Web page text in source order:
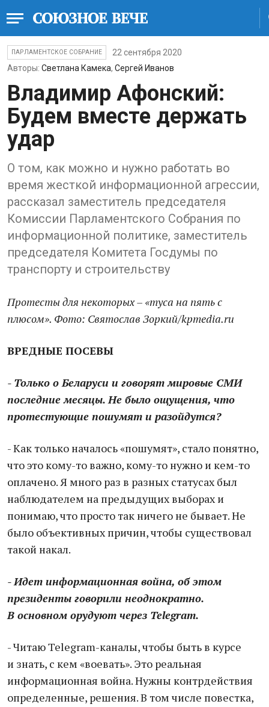
ПАРЛАМЕНТСКОЕ СОБРАНИЕ
22 сентября 2020
Авторы: Светлана Камека, Сергей Иванов
Владимир Афонский:
Будем вместе держать
удар
О том, как можно и нужно работать во
время жесткой информационной агрессии,
рассказал заместитель председателя
Комиссии Парламентского Собрания по
информационной политике, заместитель
председателя Комитета Госдумы по
транспорту и строительству
Протесты для некоторых – «туса на пять с
плюсом». Фото: Святослав Зоркий/kpmedia.ru
ВРЕДНЫЕ ПОСЕВЫ
- Только о Беларуси и говорят мировые СМИ
последние месяцы. Не было ощущения, что
протестующие пошумят и разойдутся?
- Как только началось «пошумят», стало понятно,
что это кому-то важно, кому-то нужно и кем-то
оплачено. Я много раз в разных статусах был
наблюдателем на предыдущих выборах и
понимаю, что просто так ничего не бывает. Не
было объективных причин, чтобы существовал
такой накал.
- Идет информационная война, об этом
президенты говорили неоднократно.
В основном орудуют через Telegram.
- Читаю Telegram-каналы, чтобы быть в курсе
и знать, с кем «воевать». Это реальная
информационная война. Нужны контрдействия
определенные, решения. В том числе повестка,